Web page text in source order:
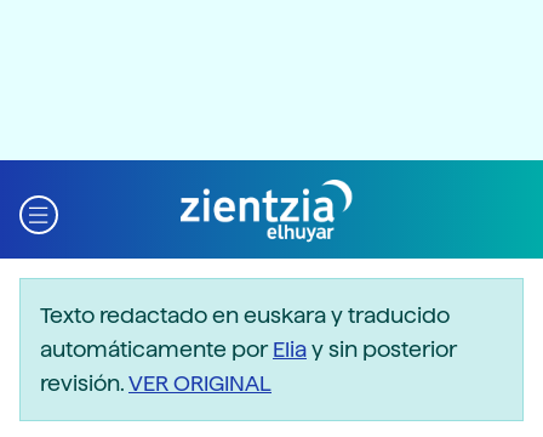
Texto redactado en euskara y traducido
automáticamente porEliay sin posterior
revisión.VER ORIGINAL